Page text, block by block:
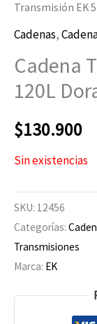
Transmisión EK
Cadenas,
Cadena
120L
$130.900
Sin existencias
SKU: 12456
Categorías:
Transmisiones
Marca: EK